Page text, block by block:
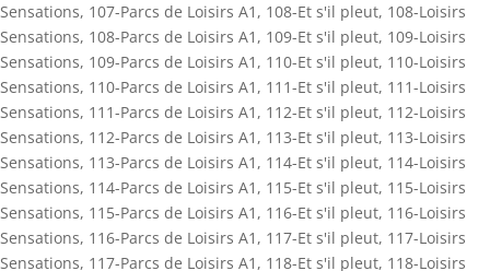
Sensations, 107-Parcs de Loisirs A1 , 108-Et s'il pleut, 108-Loisirs
Sensations, 108-Parcs de Loisirs A1 , 109-Et s'il pleut, 109-Loisirs
Sensations, 109-Parcs de Loisirs A1 , 110-Et s'il pleut, 110-Loisirs
Sensations, 110-Parcs de Loisirs A1 , 111-Et s'il pleut, 111-Loisirs
Sensations, 111-Parcs de Loisirs A1 , 112-Et s'il pleut, 112-Loisirs
Sensations, 112-Parcs de Loisirs A1 , 113-Et s'il pleut, 113-Loisirs
Sensations, 113-Parcs de Loisirs A1 , 114-Et s'il pleut, 114-Loisirs
Sensations, 114-Parcs de Loisirs A1 , 115-Et s'il pleut, 115-Loisirs
Sensations, 115-Parcs de Loisirs A1 , 116-Et s'il pleut, 116-Loisirs
Sensations, 116-Parcs de Loisirs A1 , 117-Et s'il pleut, 117-Loisirs
Sensations, 117-Parcs de Loisirs A1 , 118-Et s'il pleut, 118-Loisirs